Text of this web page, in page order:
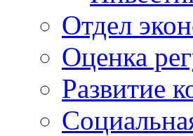
Отдел
Оценка
Развитие